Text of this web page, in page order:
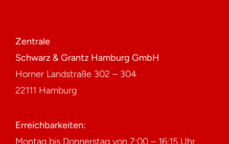
Zentrale
Schwarz & Grantz Hamburg GmbH
Horner Landstraße 302 – 304
22111 Hamburg
Erreichbarkeiten:
Montag bis Donnerstag von 7:00 – 16:15 Uhr